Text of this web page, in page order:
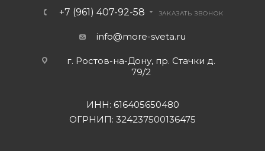
+7 (961) 407-92-58 ЗАКАЗАТЬ ЗВОНОК
info@more-sveta.ru
г. Ростов-на-Дону, пр. Стачки д.
79/2
ИНН: 616405650480
ОГРНИП: 324237500136475